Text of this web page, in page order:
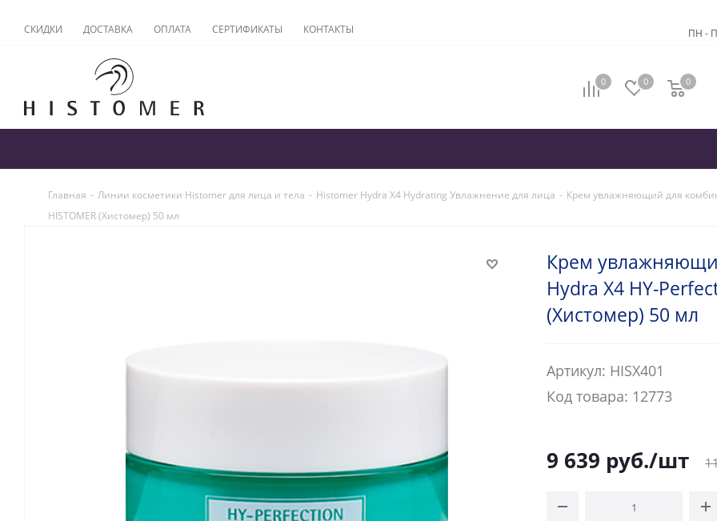
СКИДКИ ДОСТАВКА ОПЛАТА СЕРТИФИКАТЫ КОНТАКТЫ ПН -
0 0 0
Главная - Линии косметики Histomer для лица и тела - Histomer Hydra X4 Hydrating Увлажнение для лица - Крем увлажняющий для
HISTOMER (Хистомер) 50 мл
Крем
Hydra X4 HY-
(Хистомер) 50 мл
Артикул: HISX401
Код товара: 12773
9 639 руб./шт